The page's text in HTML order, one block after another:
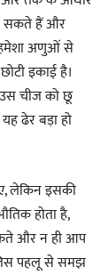
सकते हैं और
अणुओं से
इकाई है।
चीज को छू
ढेर बड़ा हो
लेकिन इसकी
होता है,
और न ही आप
पहलू से समझ